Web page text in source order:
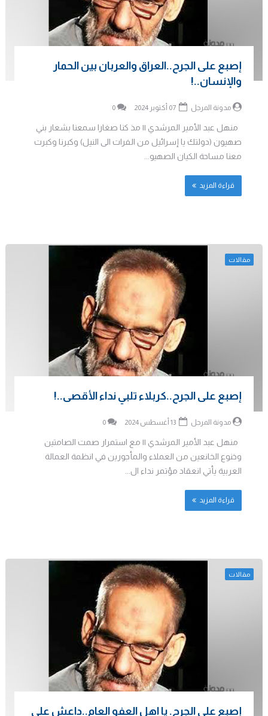
إصبع على الجرح..العراق والعربان بين الحمار
والإنسان..!
مدونة المرجل 0
منهل عبد الأمير المرشدي || مذ كنا صغارا سمعنا بشعار بني
صهيون (دولتك يا إسرائيل من الفرات الى النيل) وكبرنا وكبرت
معنا مساحة الكيان الصهيو...
قراءة المزيد
مقالات
إصبع على الجرح..كربلاء تلبي نداء الأقصى..!
مدونة المرجل 0
منهل عبد الأمير المرشدي || مع استمرار صمت الصامتين
وخنوع الخانعين من العملاء والمأجورين في انظمة العمالة
العربية يأتي انعقاد مؤتمر نداء ال...
قراءة المزيد
مقالات
إصبع على الجرح. يا اهل العفو العام..داعش على